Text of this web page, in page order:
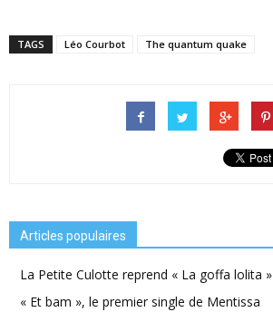
TAGS Léo Courbot The quantum quake
Articles populaires
La Petite Culotte reprend « La goffa lolita »
« Et bam », le premier single de Mentissa